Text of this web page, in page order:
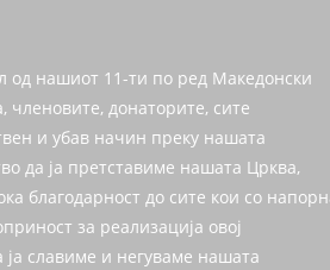
од нашиот 11-ти по ред Македонски
донаторите, сите
и убав начин преку нашата
да ја претставиме нашата Црква,
благодарност до сите кои со
за реализација овој
славиме и негуваме нашата